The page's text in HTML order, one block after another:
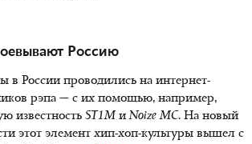
Россию
в России проводились на интернет-
рэпа — с их помощью, например,
известность ST 1M иNoize MC. На новый
этот элемент хип-хоп-культуры вышел с